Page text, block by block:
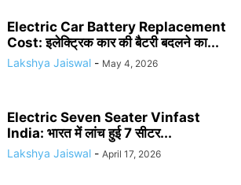
Electric Car Battery Replacement
Cost: इलेक्ट्रिक कार की बैटरी बदलने का...
Lakshya Jaiswal - May 4, 2026
Electric Seven Seater Vinfast
India: भारत में लांच हुई 7 सीटर...
Lakshya Jaiswal - April 17, 2026